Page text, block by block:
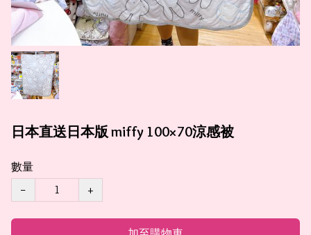
日本直送日本版 miffy 100×70涼感被
數量
−
+